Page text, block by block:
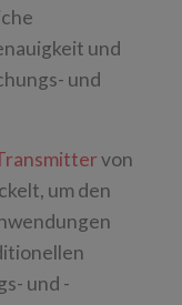
und
und
von
um den
und -